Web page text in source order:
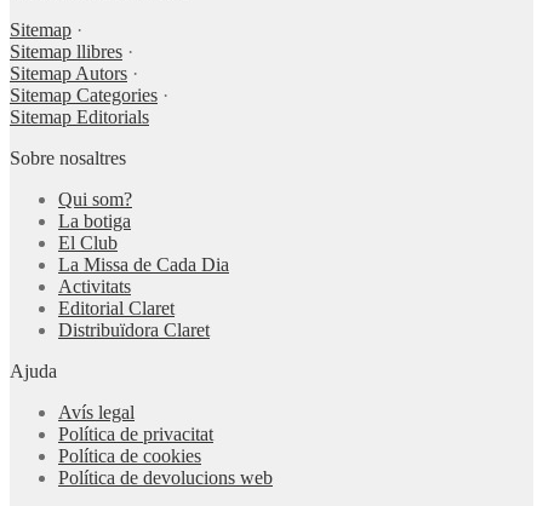
Sitemap ·
Sitemap llibres ·
Sitemap Autors ·
Sitemap Categories ·
Sitemap Editorials
Sobre nosaltres
Qui som?
La botiga
El Club
La Missa de Cada Dia
Activitats
Editorial Claret
Distribuïdora Claret
Ajuda
Avís legal
Política de privacitat
Política de cookies
Política de devolucions web